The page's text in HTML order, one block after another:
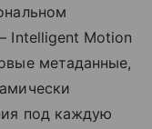
Intelligent Motion
метаданные,
под каждую